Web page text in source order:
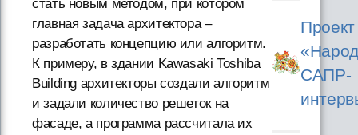
стать новым методом, при котором
главная задача архитектора –
разработать концепцию или алгоритм.
К примеру, в здании Kawasaki Toshiba
Building архитекторы создали алгоритм
и задали количество решеток на
фасаде, а программа рассчитала их
Проект
САПР-